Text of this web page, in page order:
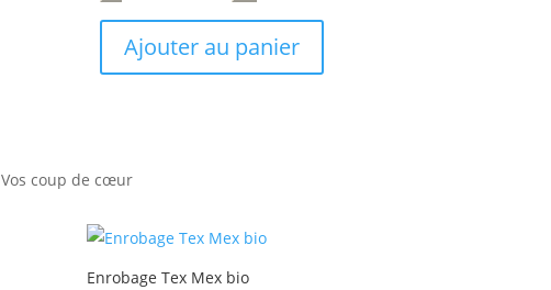
Ajouter au panier
Vos coup de cœur
Enrobage Tex Mex bio